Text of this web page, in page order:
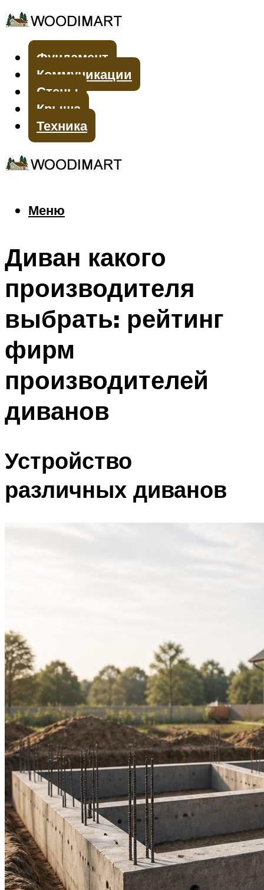
Фундамент
Коммуникации
Стены
Крыша
Техника
Меню
Меню
Диван какого
производителя
выбрать: рейтинг
фирм
производителей
диванов
Устройство
различных диванов